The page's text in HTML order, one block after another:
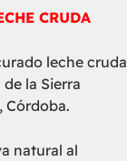
CRUDA
leche cruda
la Sierra
Córdoba.
natural al